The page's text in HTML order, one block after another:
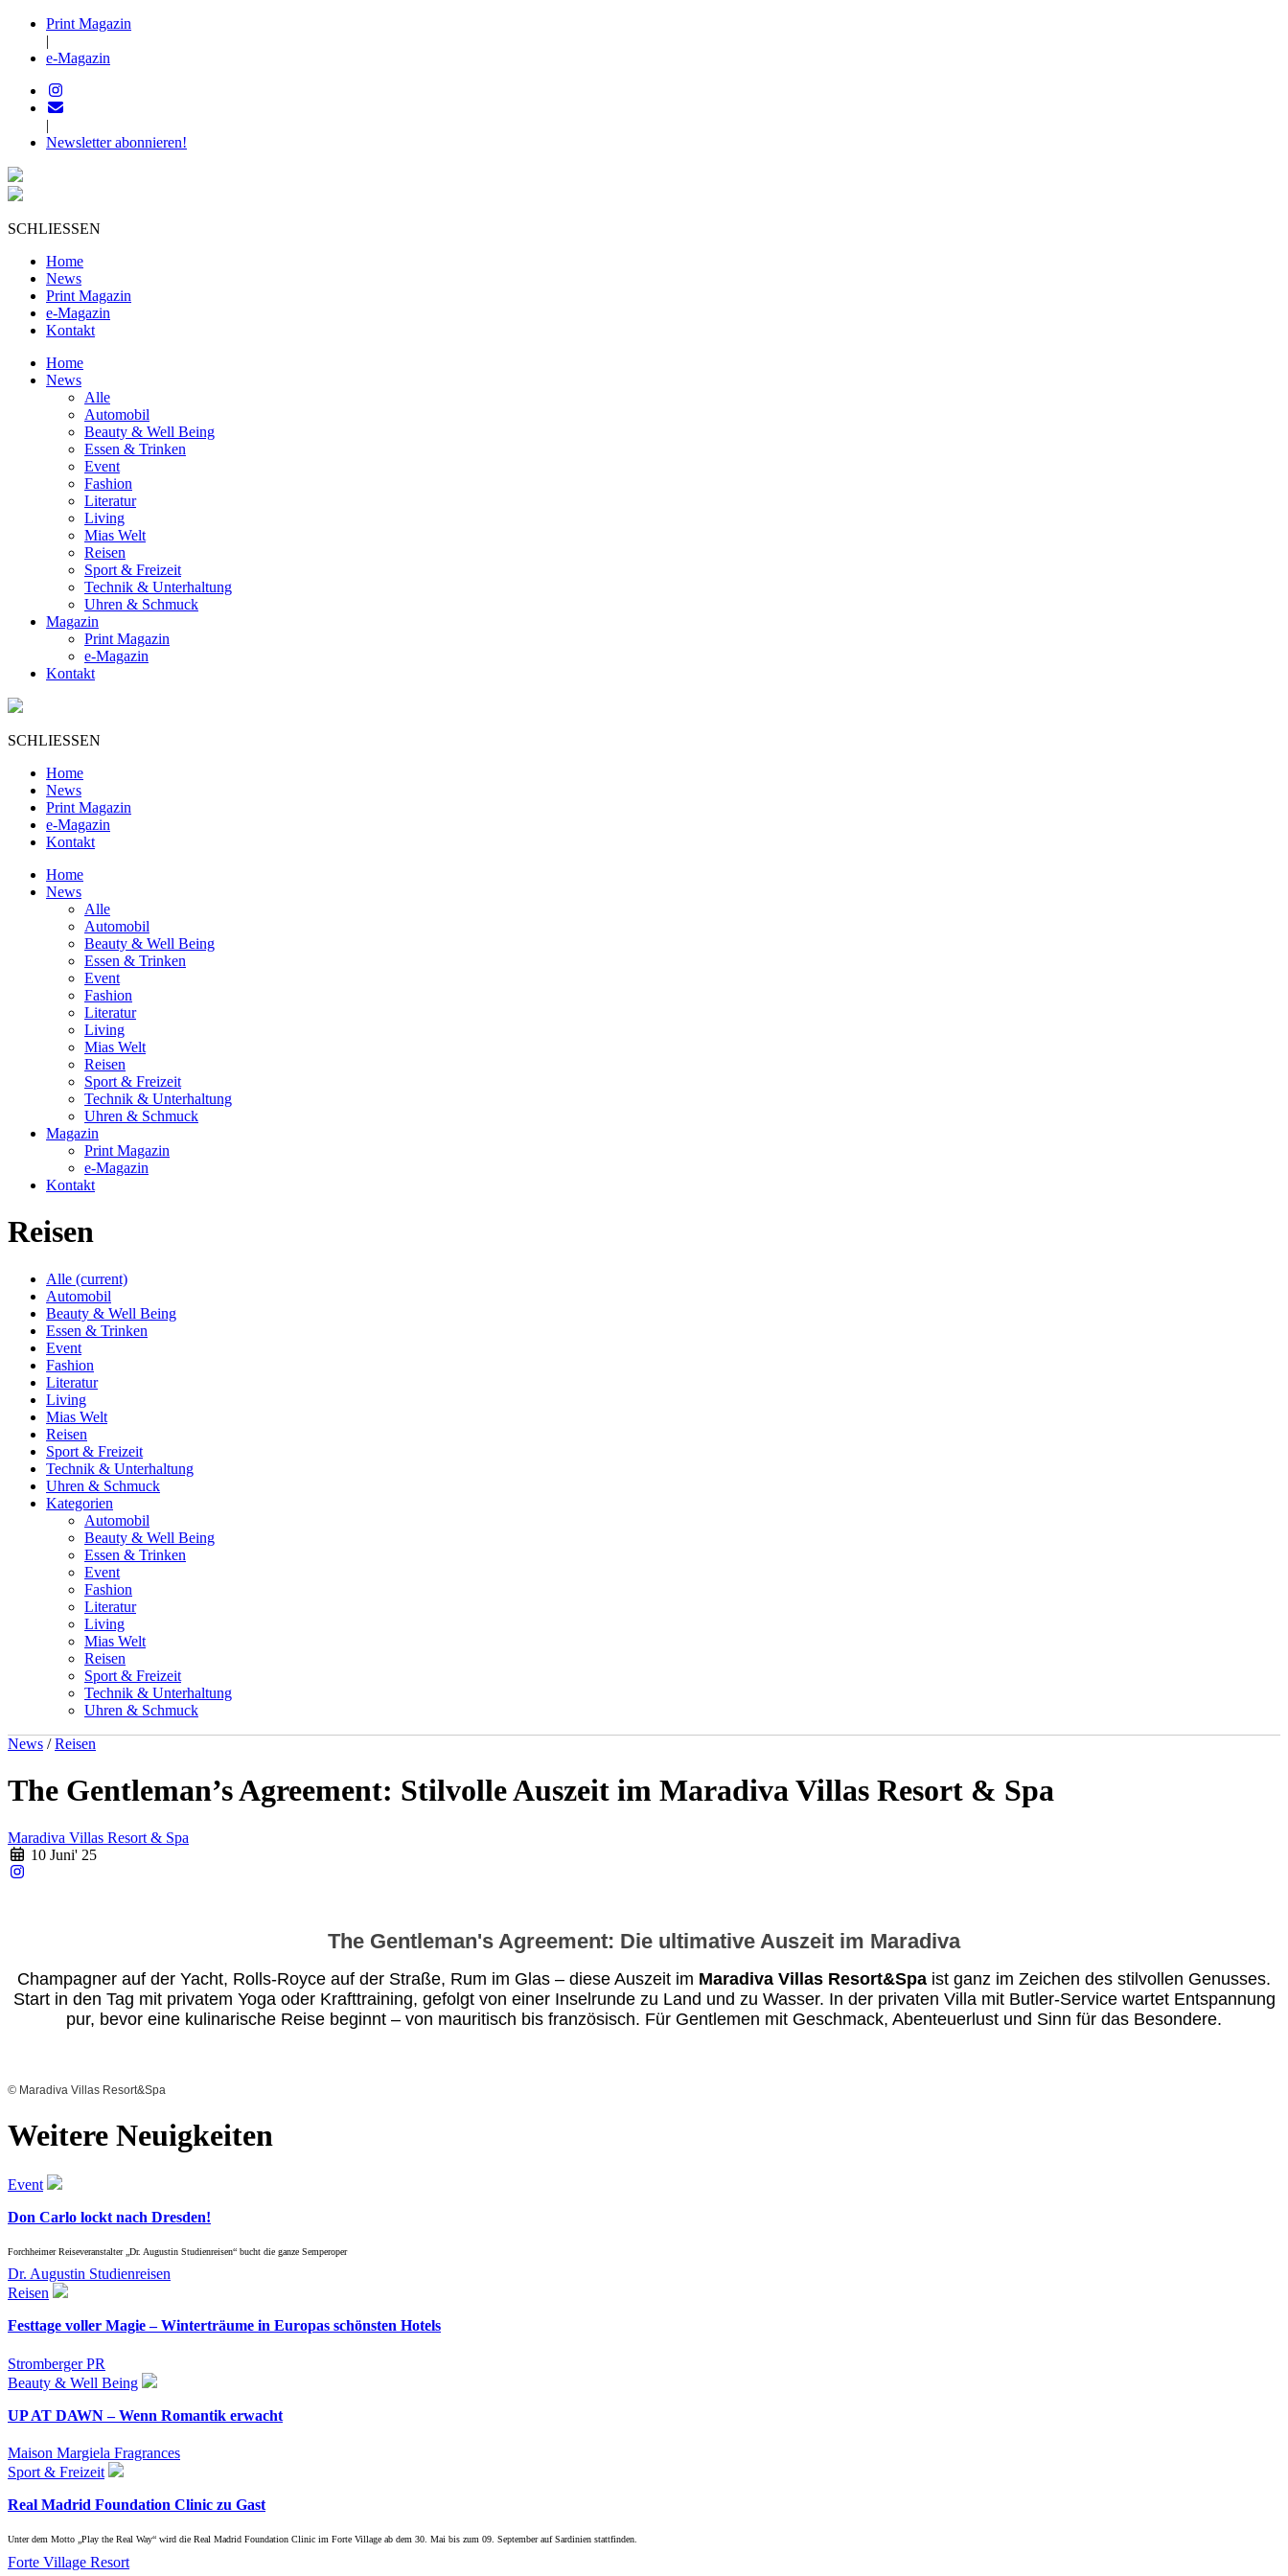
Print Magazin
|
e-Magazin
|
Newsletter abonnieren!
SCHLIESSEN
Home
News
Print Magazin
e-Magazin
Kontakt
Home
News
Alle
Automobil
Beauty & Well Being
Essen & Trinken
Event
Fashion
Literatur
Living
Mias Welt
Reisen
Sport & Freizeit
Technik & Unterhaltung
Uhren & Schmuck
Magazin
Print Magazin
e-Magazin
Kontakt
SCHLIESSEN
Home
News
Print Magazin
e-Magazin
Kontakt
Home
News
Alle
Automobil
Beauty & Well Being
Essen & Trinken
Event
Fashion
Literatur
Living
Mias Welt
Reisen
Sport & Freizeit
Technik & Unterhaltung
Uhren & Schmuck
Magazin
Print Magazin
e-Magazin
Kontakt
Reisen
Alle (current)
Automobil
Beauty & Well Being
Essen & Trinken
Event
Fashion
Literatur
Living
Mias Welt
Reisen
Sport & Freizeit
Technik & Unterhaltung
Uhren & Schmuck
Kategorien
Automobil
Beauty & Well Being
Essen & Trinken
Event
Fashion
Literatur
Living
Mias Welt
Reisen
Sport & Freizeit
Technik & Unterhaltung
Uhren & Schmuck
News /Reisen
The Gentleman’s Agreement: Stilvolle Auszeit im Maradiva Villas Resort & Spa
Maradiva Villas Resort & Spa
10 Juni' 25
The Gentleman's Agreement: Die ultimative Auszeit im Maradiva
Champagner auf der Yacht, Rolls-Royce auf der Straße, Rum im Glas – diese Auszeit im Maradiva Villas Resort&Spa ist ganz im Zeichen des stilvollen Genusses.
Start in den Tag mit privatem Yoga oder Krafttraining, gefolgt von einer Inselrunde zu Land und zu Wasser. In der privaten Villa mit Butler-Service wartet Entspannung
pur, bevor eine kulinarische Reise beginnt – von mauritisch bis französisch. Für Gentlemen mit Geschmack, Abenteuerlust und Sinn für das Besondere.
© Maradiva Villas Resort&Spa
Weitere Neuigkeiten
Event
Don Carlo lockt nach Dresden!
Forchheimer Reiseveranstalter „Dr. Augustin Studienreisen“ bucht die ganze Semperoper
Dr. Augustin Studienreisen
Reisen
Festtage voller Magie – Winterträume in Europas schönsten Hotels
Stromberger PR
Beauty & Well Being
UP AT DAWN – Wenn Romantik erwacht
Maison Margiela Fragrances
Sport & Freizeit
Real Madrid Foundation Clinic zu Gast
Unter dem Motto „Play the Real Way“ wird die Real Madrid Foundation Clinic im Forte Village ab dem 30. Mai bis zum 09. September auf Sardinien stattfinden.
Forte Village Resort